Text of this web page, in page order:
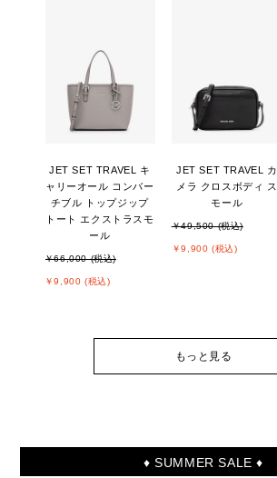
JET SET TRAVEL キ
ャリーオール コンバー
チブル トップジップ
トート エクストラスモ
ール
￥66,000 (税込)
￥9,900 (税込)
JET SET TRAVEL カ
メラ クロスボディ ス
モール
￥49,500 (税込)
￥9,900 (税込)
もっと見る
♦ SUMMER SALE ♦